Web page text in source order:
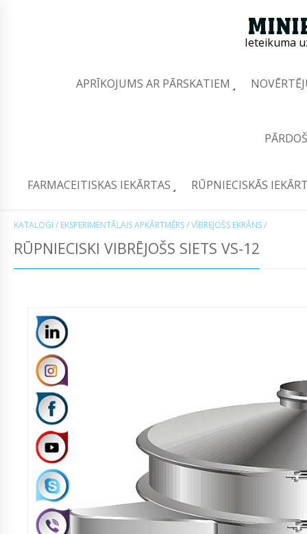
Ieteikuma
APRĪKOJUMS AR PĀRSKATIEM
FARMACEITISKAS IEKĀRTAS RŪPNIECISKĀS
KATALOGI / EKSPERIMENTĀLAIS APKĀRTMĒRS/VĪBREJOŠS EKRĀNS/
RŪPNIECISKI VIBRĒJOŠS SIETS VS-12